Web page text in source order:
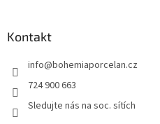
Kontakt
info@bohemiaporcelan.cz
724 900 663
Sledujte nás na soc. sítích